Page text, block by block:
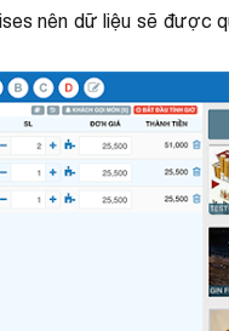
nên dữ liệu sẽ được